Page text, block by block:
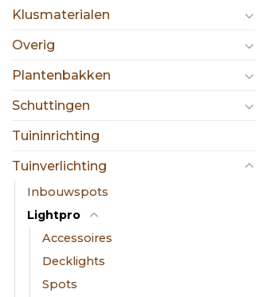
Klusmaterialen
Overig
Plantenbakken
Schuttingen
Tuininrichting
Tuinverlichting
Inbouwspots
Lightpro
Accessoires
Decklights
Spots